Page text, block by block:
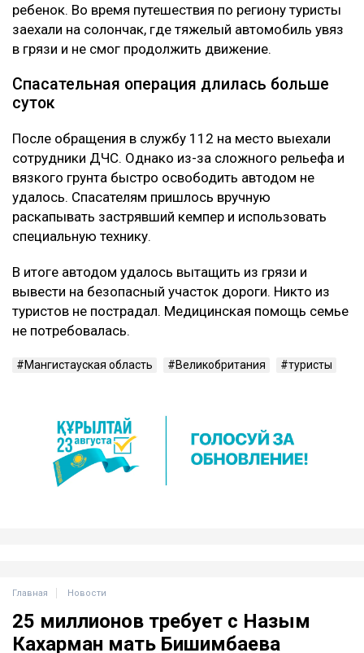
ребенок. Во время путешествия по региону туристы
заехали на солончак, где тяжелый автомобиль увяз
в грязи и не смог продолжить движение.
Спасательная операция длилась больше
суток
После обращения в службу 112 на место выехали
сотрудники ДЧС. Однако из-за сложного рельефа и
вязкого грунта быстро освободить автодом не
удалось. Спасателям пришлось вручную
раскапывать застрявший кемпер и использовать
специальную технику.
В итоге автодом удалось вытащить из грязи и
вывести на безопасный участок дороги. Никто из
туристов не пострадал. Медицинская помощь семье
не потребовалась.
Мангистауская область Великобритания туристы
Главная Новости
25 миллионов требует с Назым
Кахарман мать Бишимбаева